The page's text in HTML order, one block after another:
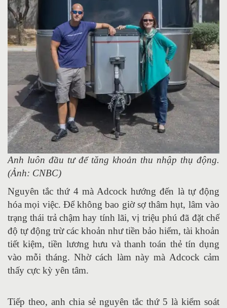
Anh luôn đầu tư để tăng khoản thu nhập thụ động.
(Ảnh: CNBC)
Nguyên tắc thứ 4 mà Adcock hướng đến là tự động
hóa mọi việc. Để không bao giờ sợ thâm hụt, lâm vào
trạng thái trả chậm hay tính lãi, vị triệu phú đã đặt chế
độ tự động trừ các khoản như tiền bảo hiểm, tài khoản
tiết kiệm, tiền lương hưu và thanh toán thẻ tín dụng
vào mỗi tháng. Nhờ cách làm này mà Adcock cảm
thấy cực kỳ yên tâm.
Tiếp theo, anh chia sẻ nguyên tắc thứ 5 là kiểm soát